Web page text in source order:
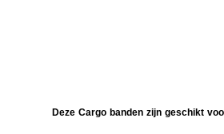
Deze Cargo banden zijn geschikt